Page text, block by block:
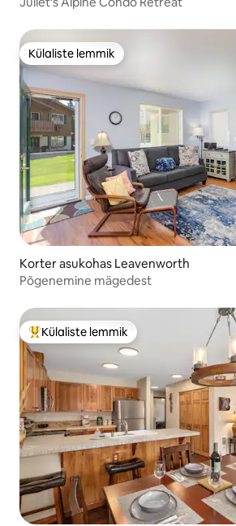
Külaliste lemmik
Külaliste lemmik
Korter asukohas Leavenworth
Põgenemine mägedest
Külaliste suur lemmik
Külaliste lemmik